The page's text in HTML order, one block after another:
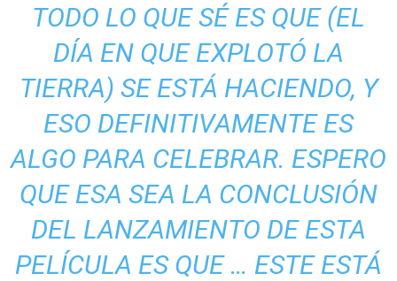
TODO LO QUE SÉ ES QUE (EL
DÍA EN QUE EXPLOTÓ LA
TIERRA) SE ESTÁ HACIENDO, Y
ESO DEFINITIVAMENTE ES
ALGO PARA CELEBRAR. ESPERO
QUE ESA SEA LA CONCLUSIÓN
DEL LANZAMIENTO DE ESTA
PELÍCULA ES QUE … ESTE ESTÁ